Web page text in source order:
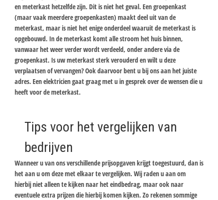
en meterkast hetzelfde zijn. Dit is niet het geval. Een groepenkast
(maar vaak meerdere groepenkasten) maakt deel uit van de
meterkast, maar is niet het enige onderdeel waaruit de meterkast is
opgebouwd. In de meterkast komt alle stroom het huis binnen,
vanwaar het weer verder wordt verdeeld, onder andere via de
groepenkast. Is uw meterkast sterk verouderd en wilt u deze
verplaatsen of vervangen? Ook daarvoor bent u bij ons aan het juiste
adres. Een elektricien gaat graag met u in gesprek over de wensen die u
heeft voor de meterkast.
Tips voor het vergelijken van
bedrijven
Wanneer u van ons verschillende prijsopgaven krijgt toegestuurd, dan is
het aan u om deze met elkaar te vergelijken. Wij raden u aan om
hierbij niet alleen te kijken naar het eindbedrag, maar ook naar
eventuele extra prijzen die hierbij komen kijken. Zo rekenen sommige